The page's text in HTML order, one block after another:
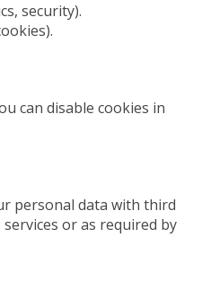
security).
can disable cookies in
personal data with third
or as required by